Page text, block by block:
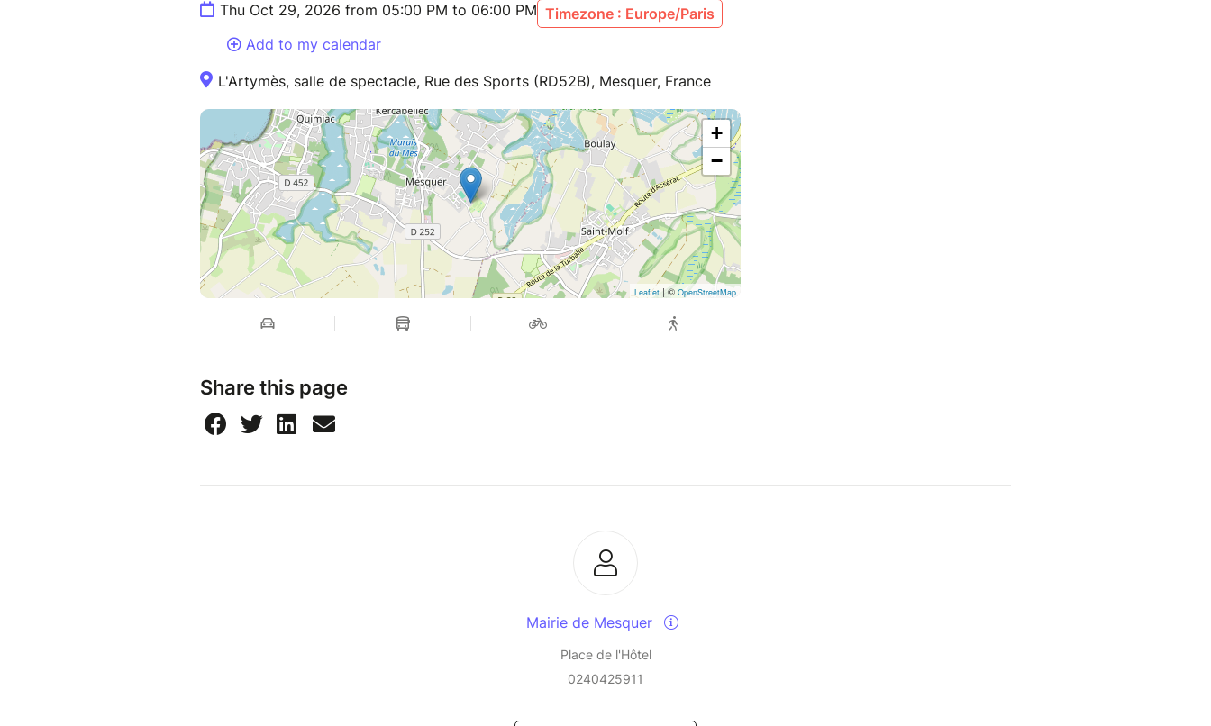
Thu Oct 29, 2026 from 05:00 PM to 06:00 PM Timezone : Europe/Paris
Add to my calendar
L'Artymès, salle de spectacle, Rue des Sports (RD52B), Mesquer, France
+
−
Leaflet | © OpenStreetMap
Share this page
Mairie de Mesquer
Place de l'Hôtel
0240425911